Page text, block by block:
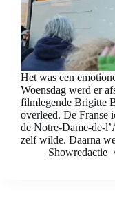
Het was een
Woensdag werd er
filmlegende Brigitte
overleed. De Franse
de Notre-Dame-de-
zelf wilde. Daarna
Showredactie